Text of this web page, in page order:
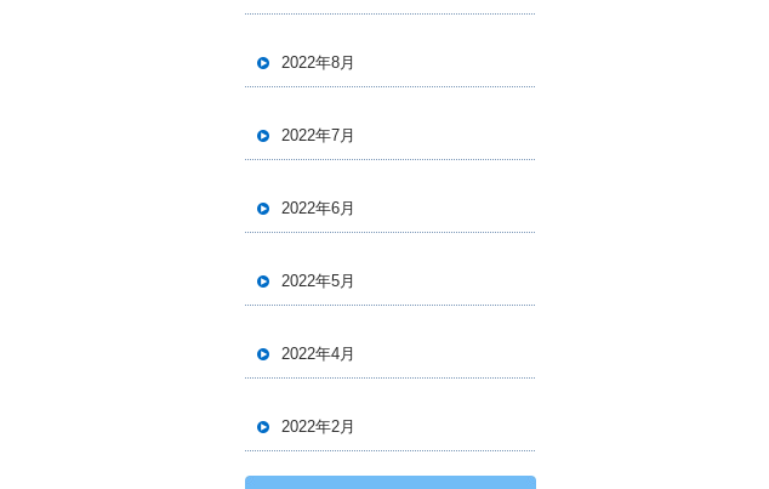
2022年8月
2022年7月
2022年6月
2022年5月
2022年4月
2022年2月